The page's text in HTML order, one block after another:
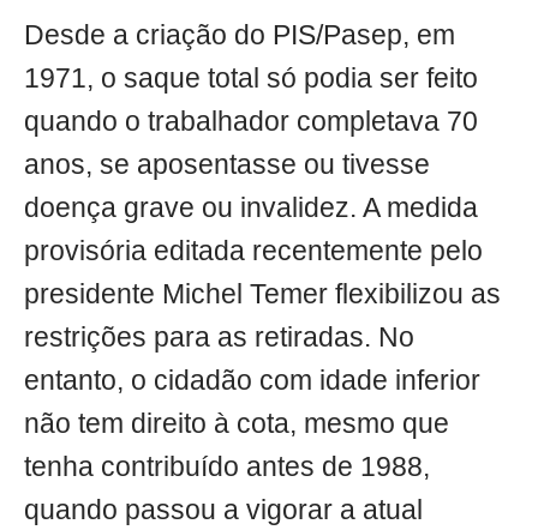
Desde a criação do PIS/Pasep, em
1971, o saque total só podia ser feito
quando o trabalhador completava 70
anos, se aposentasse ou tivesse
doença grave ou invalidez. A medida
provisória editada recentemente pelo
presidente Michel Temer flexibilizou as
restrições para as retiradas. No
entanto, o cidadão com idade inferior
não tem direito à cota, mesmo que
tenha contribuído antes de 1988,
quando passou a vigorar a atual